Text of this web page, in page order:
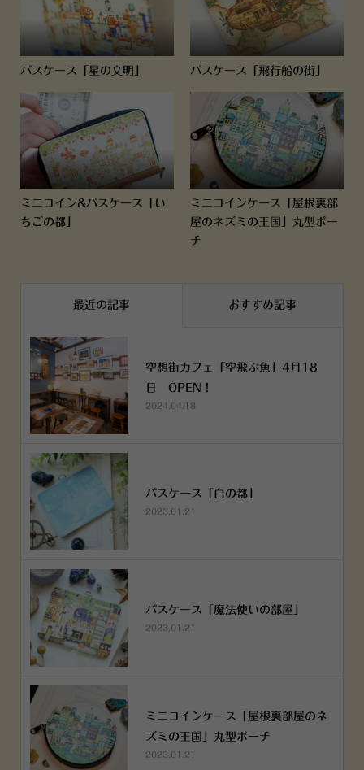
パスケース「星の文明」 パスケース「飛行船の街」
ミニコイン&パスケース「い
ちごの都」
ミニコインケース「屋根裏部
屋のネズミの王国」丸型ポー
チ
最近の記事 おすすめ記事
空想街カフェ「空飛ぶ魚」4月18
日 OPEN！
2024.04.18
パスケース「白の都」
2023.01.21
パスケース「魔法使いの部屋」
2023.01.21
ミニコインケース「屋根裏部屋のネ
ズミの王国」丸型ポーチ
2023.01.21